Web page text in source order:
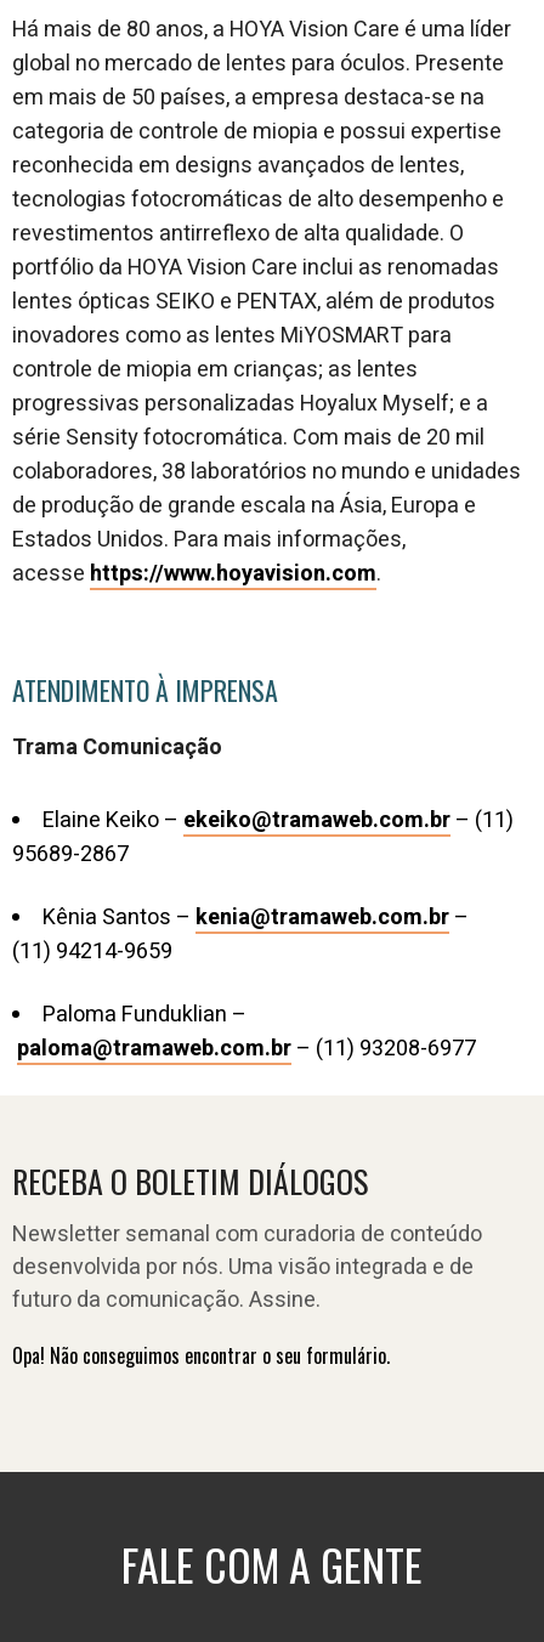
Há mais de 80 anos, a HOYA Vision Care é uma líder
global no mercado de lentes para óculos. Presente
em mais de 50 países, a empresa destaca-se na
categoria de controle de miopia e possui expertise
reconhecida em designs avançados de lentes,
tecnologias fotocromáticas de alto desempenho e
revestimentos antirreflexo de alta qualidade. O
portfólio da HOYA Vision Care inclui as renomadas
lentes ópticas SEIKO e PENTAX, além de produtos
inovadores como as lentes MiYOSMART para
controle de miopia em crianças; as lentes
progressivas personalizadas Hoyalux Myself; e a
série Sensity fotocromática. Com mais de 20 mil
colaboradores, 38 laboratórios no mundo e unidades
de produção de grande escala na Ásia, Europa e
Estados Unidos. Para mais informações,
acesse https://www.hoyavision.com.
ATENDIMENTO À IMPRENSA
Trama Comunicação
Elaine Keiko – ekeiko@tramaweb.com.br– (11)
95689-2867
Kênia Santos – kenia@tramaweb.com.br–
(11) 94214-9659
Paloma Funduklian –
paloma@tramaweb.com.br– (11) 93208-6977
RECEBA O BOLETIM DIÁLOGOS
Newsletter semanal com curadoria de conteúdo
desenvolvida por nós. Uma visão integrada e de
futuro da comunicação. Assine.
Opa! Não conseguimos encontrar o seu formulário.
FALE COM A GENTE